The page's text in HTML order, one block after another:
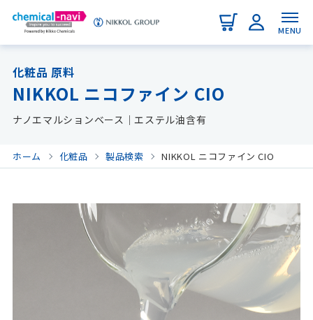
MENU
化粧品 原料
NIKKOL ニコファイン CIO
ナノエマルションベース｜エステル油含有
ホーム 化粧品 製品検索 NIKKOL ニコファイン CIO